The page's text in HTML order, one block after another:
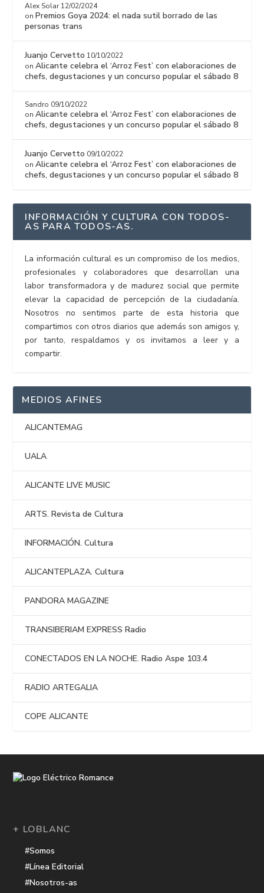
Alex Solar 12/02/2024
on Premios Goya 2024: el nada sutil borrado de las
personas trans
Juanjo Cervetto 10/10/2022
onAlicante celebra el ‘Arroz Fest’ con elaboraciones de
chefs, degustaciones y un concurso popular el sábado 8
Sandro 09/10/2022
onAlicante celebra el ‘Arroz Fest’ con elaboraciones de
chefs, degustaciones y un concurso popular el sábado 8
Juanjo Cervetto 09/10/2022
onAlicante celebra el ‘Arroz Fest’ con elaboraciones de
chefs, degustaciones y un concurso popular el sábado 8
INFORMACIÓN Y CULTURA CON TODOS-
AS PARA TODOS-AS.
La información cultural es un compromiso de los medios,
profesionales y colaboradores que desarrollan una
labor transformadora y de madurez social que permite
elevar la capacidad de percepción de la ciudadanía.
Nosotros no sentimos parte de esta historia que
compartimos con otros diarios que además son amigos y,
por tanto, respaldamos y os invitamos a leer y a
compartir.
MEDIOS AFINES
ALICANTEMAG
UALA
ALICANTE LIVE MUSIC
ARTS. Revista de Cultura
INFORMACIÓN. Cultura
ALICANTEPLAZA. Cultura
PANDORA MAGAZINE
TRANSIBERIAM EXPRESS Radio
CONECTADOS EN LA NOCHE. Radio Aspe 103.4
RADIO ARTEGALIA
COPE ALICANTE
+ LOBLANC
#Somos
#Línea Editorial
#Nosotros-as